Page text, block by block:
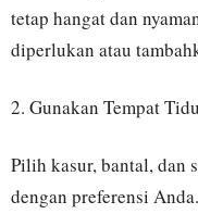
tetap hangat dan
diperlukan atau
2. Gunakan Tempat
Pilih kasur, bantal, dan
dengan preferensi